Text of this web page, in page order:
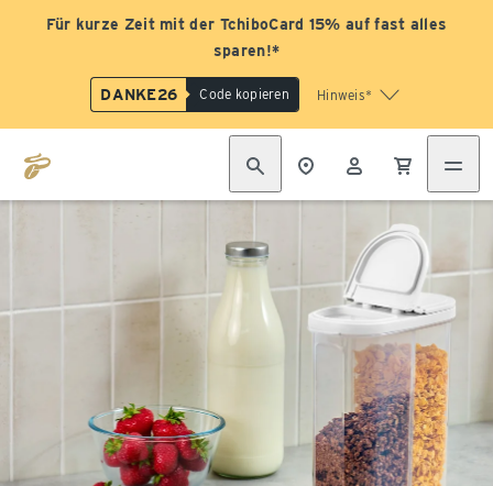
Für kurze Zeit mit der TchiboCard 15% auf fast alles
sparen!*
DANKE26 Code kopieren Hinweis*